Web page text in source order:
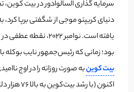
سرمایه گذاری السالوادور در بیت
دنیای کریپتو موجی از شگفتی برپا
یافته است. نوامبر
بود؛ زمانی که رئیس‌جمهور نایب بوکله
بیت کوینبه صورت روزانه را در اوج
اکنون (با رشد